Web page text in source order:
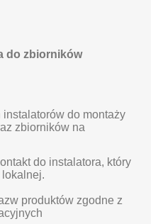
do zbiorników
do montaży
zbiorników na
do instalatora, który
produktów zgodne z